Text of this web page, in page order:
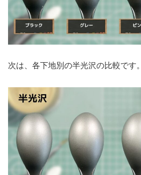
次は、各下地別の半光沢の比較です。